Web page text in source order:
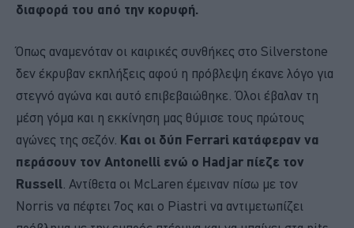
διαφορά του από την κορυφή.
Όπως αναμενόταν οι καιρικές συνθήκες στο Silverstone
δεν έκρυβαν εκπλήξεις αφού η πρόβλεψη έκανε λόγο για
στεγνό αγώνα και αυτό επιβεβαιώθηκε. Όλοι έβαλαν τη
μέση γόμα και η εκκίνηση μας θύμισε τους πρώτους
αγώνες της σεζόν. Και οι δύπ Ferrari κατάφεραν να
περάσουν τον Antonelli ενώ ο Hadjar πίεζε τον
Russell . Αντίθετα οι McLaren έμειναν πίσω με τον
Norris να πέφτει 7ος και ο Piastri να αντιμετωπίζει